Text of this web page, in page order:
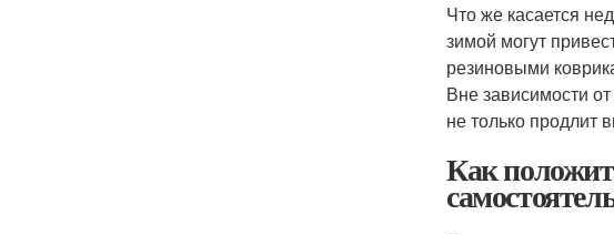
Что же касается
зимой могут
резиновыми
Вне зависимости
не только продлит
Как